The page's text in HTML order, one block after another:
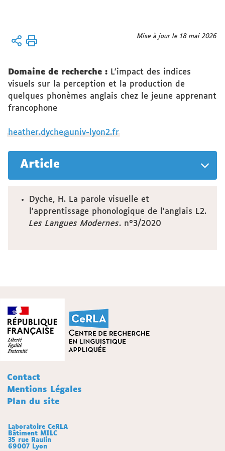
Vous
Accueil
docteur_es
du CeRLA
Mise à jour le 18 mai 2026
Domaine de recherche : L'impact des indices
visuels sur la perception et la production de
quelques phonèmes anglais chez le jeune apprenant
francophone
heather.dyche@univ-lyon2.fr
Article
Dyche, H. La parole visuelle et
l'apprentissage phonologique de l'anglais L2.
Les Langues Modernes. n°3/2020
Contact
Mentions Légales
Plan du site
Laboratoire CeRLA
Bâtiment MILC
35 rue Raulin
69007 Lyon